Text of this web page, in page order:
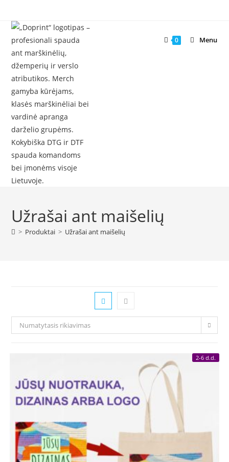
content
0 Menu
Užrašai ant maišelių
> Produktai > Užrašai ant maišelių
Numatytasis rikiavimas
2-6 d.d.